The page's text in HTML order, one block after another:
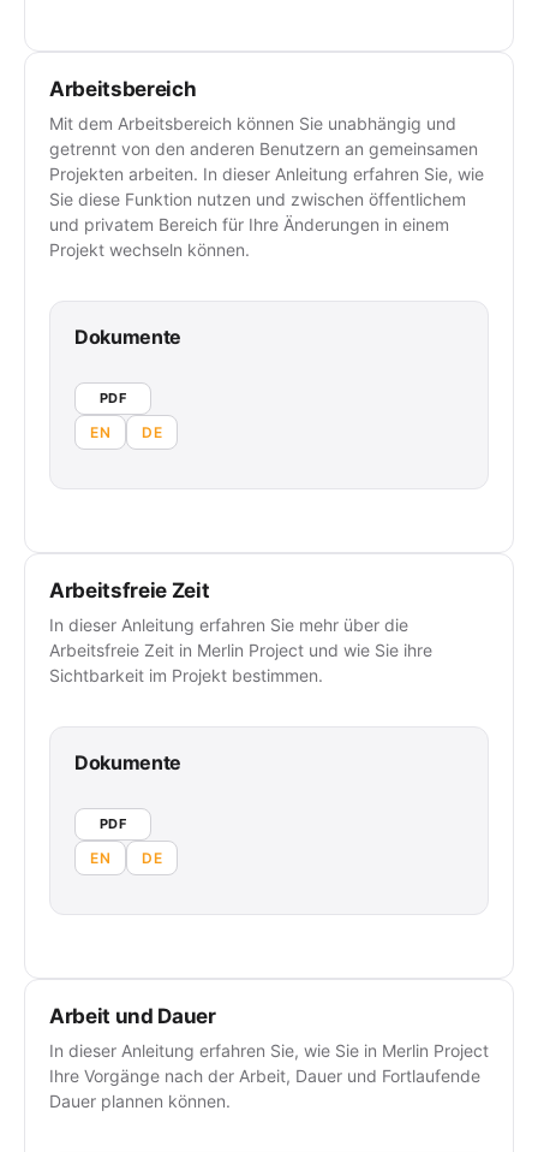
Arbeitsbereich
Mit dem Arbeitsbereich können Sie unabhängig und
getrennt von den anderen Benutzern an gemeinsamen
Projekten arbeiten. In dieser Anleitung erfahren Sie, wie
Sie diese Funktion nutzen und zwischen öffentlichem
und privatem Bereich für Ihre Änderungen in einem
Projekt wechseln können.
Dokumente
PDF
EN DE
Arbeitsfreie Zeit
In dieser Anleitung erfahren Sie mehr über die
Arbeitsfreie Zeit in Merlin Project und wie Sie ihre
Sichtbarkeit im Projekt bestimmen.
Dokumente
PDF
EN DE
Arbeit und Dauer
In dieser Anleitung erfahren Sie, wie Sie in Merlin Project
Ihre Vorgänge nach der Arbeit, Dauer und Fortlaufende
Dauer plannen können.